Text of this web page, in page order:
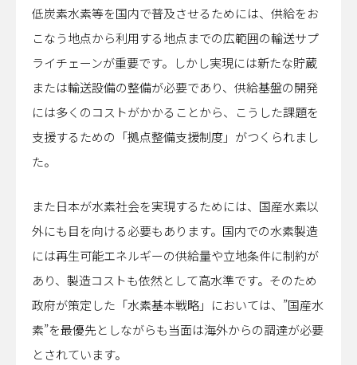
低炭素水素等を国内で普及させるためには、供給をお
こなう地点から利用する地点までの広範囲の輸送サプ
ライチェーンが重要です。しかし実現には新たな貯蔵
または輸送設備の整備が必要であり、供給基盤の開発
には多くのコストがかかることから、こうした課題を
支援するための「拠点整備支援制度」がつくられまし
た。
また日本が水素社会を実現するためには、国産水素以
外にも目を向ける必要もあります。国内での水素製造
には再生可能エネルギーの供給量や立地条件に制約が
あり、製造コストも依然として高水準です。そのため
政府が策定した「水素基本戦略」においては、”国産水
素”を最優先としながらも当面は海外からの調達が必要
とされています。